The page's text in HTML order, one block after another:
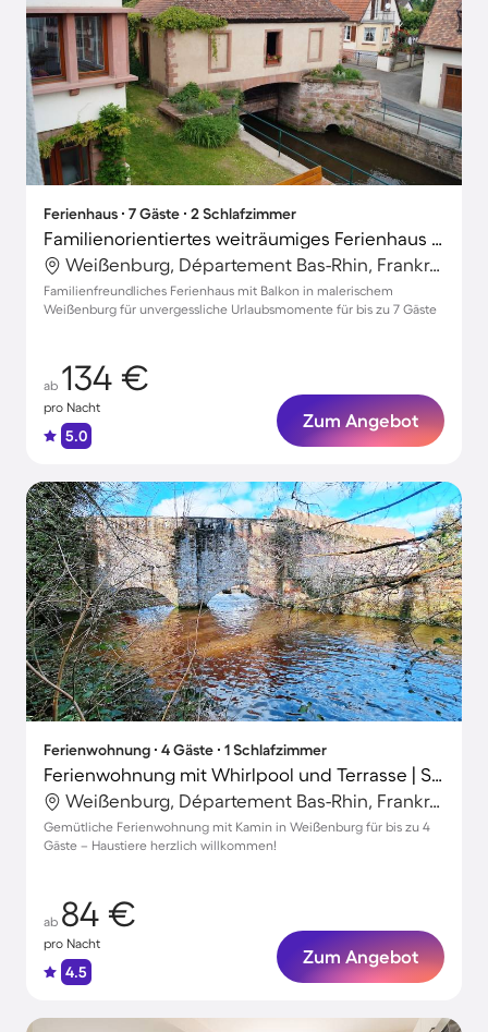
Ferienhaus ∙ 7 Gäste ∙ 2 Schlafzimmer
Familienorientiertes weiträumiges Ferienhaus mit Grill, Garten und Terrasse | Stadtblick
Weißenburg, Département Bas-Rhin, Frankreich
Familienfreundliches Ferienhaus mit Balkon in malerischem
Weißenburg für unvergessliche Urlaubsmomente für bis zu 7 Gäste
ab 134 €
pro Nacht
5.0
Zum Angebot
Ferienwohnung ∙ 4 Gäste ∙ 1 Schlafzimmer
Ferienwohnung mit Whirlpool und Terrasse | Stadtblick
Weißenburg, Département Bas-Rhin, Frankreich
Gemütliche Ferienwohnung mit Kamin in Weißenburg für bis zu 4
Gäste – Haustiere herzlich willkommen!
ab 84 €
pro Nacht
4.5
Zum Angebot